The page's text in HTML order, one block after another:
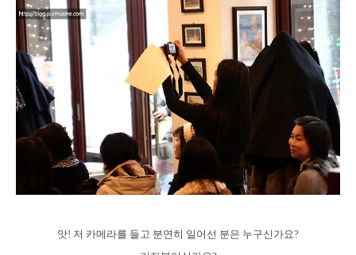
앗! 저 카메라를 들고 분연히 일어선 분은 누구신가요?